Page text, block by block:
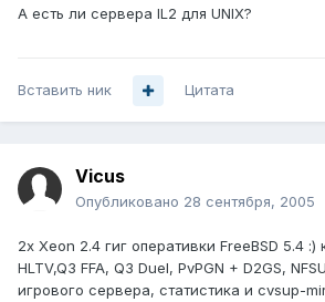
А есть ли сервера IL2 для UNIX?
Вставить ник Цитата
Vicus
Опубликовано 28 сентября, 2005
2x Xeon 2.4 гиг оперативки FreeBSD 5.4 :)
HLTV,Q3 FFA, Q3 Duel, PvPGN + D2GS,
игрового сервера, статистика и cvsup-